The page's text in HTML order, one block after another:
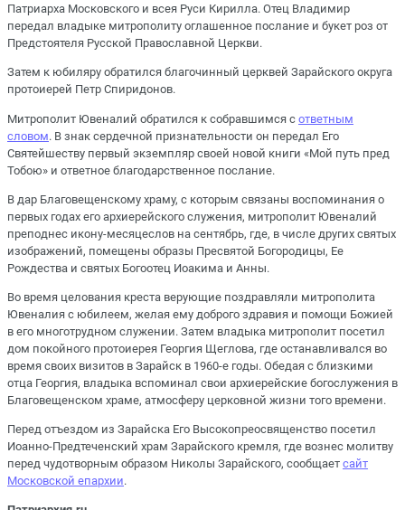
Патриарха Московского и всея Руси Кирилла. Отец Владимир
передал владыке митрополиту оглашенное послание и букет роз от
Предстоятеля Русской Православной Церкви.
Затем к юбиляру обратился благочинный церквей Зарайского округа
протоиерей Петр Спиридонов.
Митрополит Ювеналий обратился к собравшимся с ответным
словом. В знак сердечной признательности он передал Его
Святейшеству первый экземпляр своей новой книги «Мой путь пред
Тобою» и ответное благодарственное послание.
В дар Благовещенскому храму, с которым связаны воспоминания о
первых годах его архиерейского служения, митрополит Ювеналий
преподнес икону-месяцеслов на сентябрь, где, в числе других святых
изображений, помещены образы Пресвятой Богородицы, Ее
Рождества и святых Богоотец Иоакима и Анны.
Во время целования креста верующие поздравляли митрополита
Ювеналия с юбилеем, желая ему доброго здравия и помощи Божией
в его многотрудном служении. Затем владыка митрополит посетил
дом покойного протоиерея Георгия Щеглова, где останавливался во
время своих визитов в Зарайск в 1960-е годы. Обедая с близкими
отца Георгия, владыка вспоминал свои архиерейские богослужения в
Благовещенском храме, атмосферу церковной жизни того времени.
Перед отъездом из Зарайска Его Высокопреосвященство посетил
Иоанно-Предтеченский храм Зарайского кремля, где вознес молитву
перед чудотворным образом Николы Зарайского, сообщает сайт
Московской епархии.